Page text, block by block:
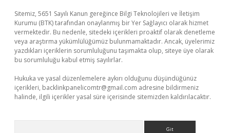
Sitemiz, 5651 Sayılı Kanun gereğince Bilgi Teknolojileri ve İletişim
Kurumu (BTK) tarafından onaylanmış bir Yer Sağlayıcı olarak hizmet
vermektedir. Bu nedenle, sitedeki içerikleri proaktif olarak denetleme
veya araştırma yükümlülüğümüz bulunmamaktadır. Ancak, üyelerimiz
yazdıkları içeriklerin sorumluluğunu taşımakta olup, siteye üye olarak
bu sorumluluğu kabul etmiş sayılırlar.
Hukuka ve yasal düzenlemelere aykırı olduğunu düşündüğünüz
içerikleri, backlinkpanelicomtr@gmail.com adresine bildirmeniz
halinde, ilgili içerikler yasal süre içerisinde sitemizden kaldırılacaktır.